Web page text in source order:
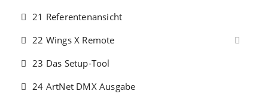
21 Referentenansicht
22 Wings X Remote
23 Das Setup-Tool
24 ArtNet DMX Ausgabe